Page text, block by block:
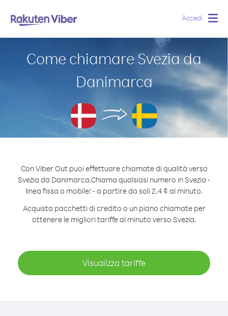
Accedi
Come chiamare Svezia da
Danimarca
Con Viber Out puoi effettuare chiamate di qualità verso
Svezia da Danimarca.Chiama qualsiasi numero in Svezia -
linea fissa o mobile! - a partire da soli 2.4 ¢ al minuto.
Acquista pacchetti di credito o un piano chiamate per
ottenere le migliori tariffe al minuto verso Svezia.
Visualizza tariffe